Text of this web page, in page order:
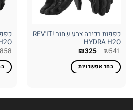
כפפות רכיבה צבע שחור REV'IT!
HYDRA H2O
₪541 המחיר
היה:
₪541.
₪325 המחיר
הוא:
₪325.בחר אפשרויות
יש
858
יש